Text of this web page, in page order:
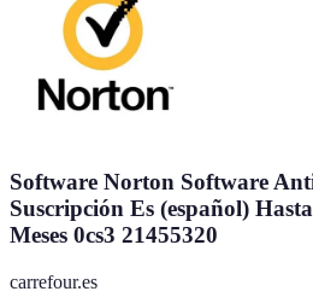
Software Norton Software
Suscripción Es (español)
Meses 0cs3 21455320
carrefour.es